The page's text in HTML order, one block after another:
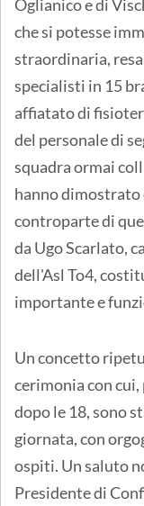
Oglianico e di
che si potesse
straordinaria,
specialisti in 15
affiatato di
del personale di
squadra ormai
hanno dimostrato
controparte di
da Ugo Scarlato,
dell'Asl To4,
importante e
Un concetto
cerimonia con cui,
dopo le 18, sono
giornata, con
ospiti. Un saluto
Presidente di